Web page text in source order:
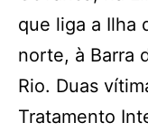
que liga a Ilha
norte, à Barra
Rio. Duas
Tratamento